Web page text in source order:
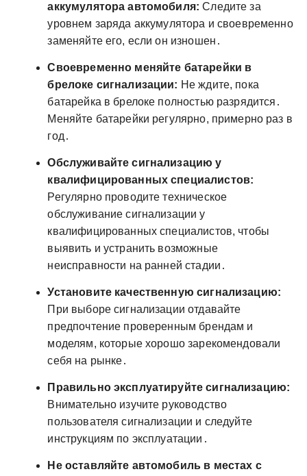
аккумулятора автомобиля: Следите за
уровнем заряда аккумулятора и своевременно
заменяйте его, если он изношен․
Своевременно меняйте батарейки в
брелоке сигнализации: Не ждите, пока
батарейка в брелоке полностью разрядится․
Меняйте батарейки регулярно, примерно раз в
год․
Обслуживайте сигнализацию у
квалифицированных специалистов:
Регулярно проводите техническое
обслуживание сигнализации у
квалифицированных специалистов, чтобы
выявить и устранить возможные
неисправности на ранней стадии․
Установите качественную сигнализацию:
При выборе сигнализации отдавайте
предпочтение проверенным брендам и
моделям, которые хорошо зарекомендовали
себя на рынке․
Правильно эксплуатируйте сигнализацию:
Внимательно изучите руководство
пользователя сигнализации и следуйте
инструкциям по эксплуатации․
Не оставляйте автомобиль в местах с